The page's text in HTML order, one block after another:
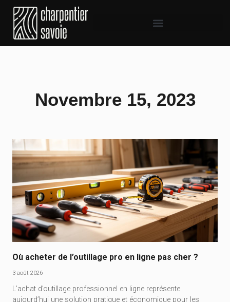
Novembre 15, 2023
Où acheter de l’outillage pro en ligne pas cher ?
3 août 2026
L’achat d’outillage professionnel en ligne représente
aujourd’hui une solution pratique et économique pour les